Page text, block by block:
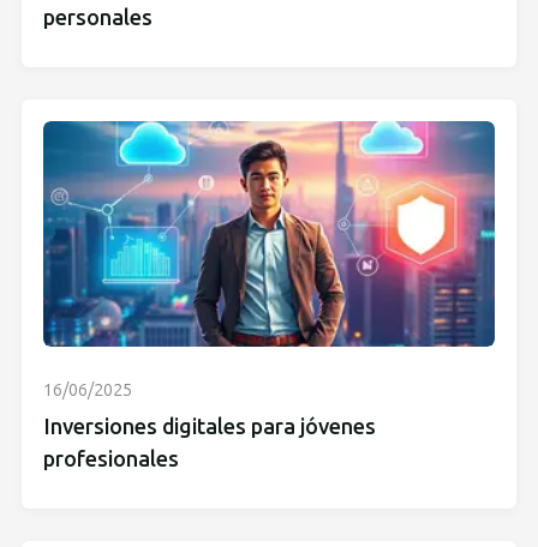
personales
16/06/2025
Inversiones digitales para jóvenes
profesionales